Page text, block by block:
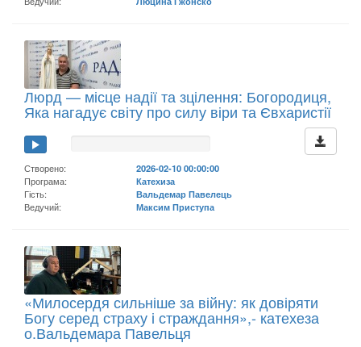
Люрд — місце надії та зцілення: Богородиця,
Яка нагадує світу про силу віри та Євхаристії
Створено:
2026-02-10 00:00:00
Програма:
Катехиза
Гість:
Вальдемар Павелець
Ведучий:
Максим Приступа
«Милосердя сильніше за війну: як довіряти
Богу серед страху і страждання»,- катехеза
о.Вальдемара Павельця